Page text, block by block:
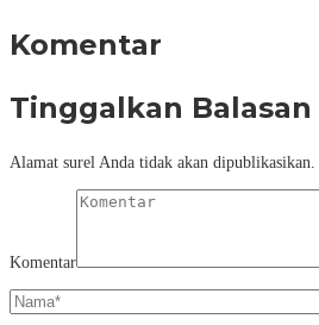
Komentar
Tinggalkan Balasan
Alamat surel Anda tidak akan dipublikasikan.
Komentar